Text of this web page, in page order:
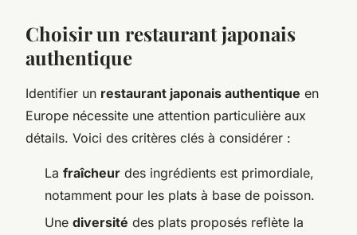
Choisir un restaurant japonais
authentique
Identifier un restaurant japonais authentique en
Europe nécessite une attention particulière aux
détails. Voici des critères clés à considérer :
La fraîcheur des ingrédients est primordiale,
notamment pour les plats à base de poisson.
Une diversité des plats proposés reflète la